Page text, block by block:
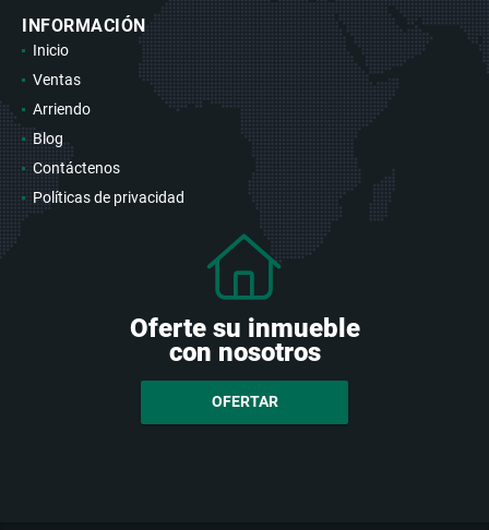
INFORMACIÓN
Inicio
Ventas
Arriendo
Blog
Contáctenos
Políticas de privacidad
Oferte su inmueble
con nosotros
OFERTAR